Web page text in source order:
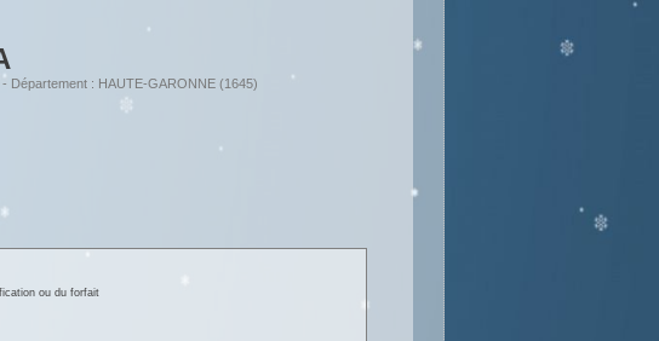
Département : HAUTE-GARONNE (1645)
ou du forfait